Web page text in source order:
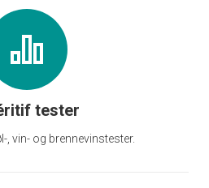
tester
, vin- og brennevinstester.